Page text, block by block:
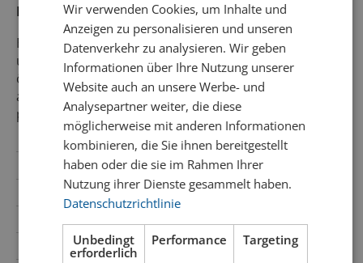
Produktbeschreibung
Ein frischer, spontanvergorener Weisswein, der
unfiltriert abgefüllt wird. Clos Vert ist ein junges,
ökologisch ausgerichtetes Weingut in Biel, das Weine
aus der markanten Steillage Eichholz am Bielersee
produziert
Schweiz
Bielersee
Wein-Art
Orange-/Naturwein, Pet Nat
Traubensorte
Chasselas
FRENCH
Wir verwenden Cookies, um Inhalte und
Anzeigen zu personalisieren und unseren
Datenverkehr zu analysieren. Wir geben
Informationen über Ihre Nutzung unserer
Website auch an unsere Werbe- und
Analysepartner weiter, die diese
möglicherweise mit anderen Informationen
kombinieren, die Sie ihnen bereitgestellt
haben oder die sie im Rahmen Ihrer
Nutzung ihrer Dienste gesammelt haben.
Datenschutzrichtlinie
Unbedingt
erforderlich
Performance Targeting